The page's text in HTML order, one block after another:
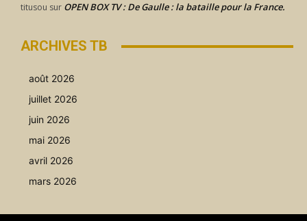
titusou sur OPEN BOX TV : De Gaulle : la bataille pour la France.
ARCHIVES TB
août 2026
juillet 2026
juin 2026
mai 2026
avril 2026
mars 2026